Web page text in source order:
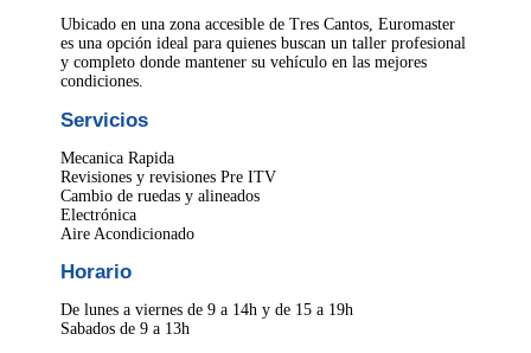
Ubicado en una zona accesible de Tres Cantos, Euromaster
es una opción ideal para quienes buscan un taller profesional
y completo donde mantener su vehículo en las mejores
condiciones.
Servicios
Mecanica Rapida
Revisiones y revisiones Pre ITV
Cambio de ruedas y alineados
Electrónica
Aire Acondicionado
Horario
De lunes a viernes de 9 a 14h y de 15 a 19h
Sabados de 9 a 13h